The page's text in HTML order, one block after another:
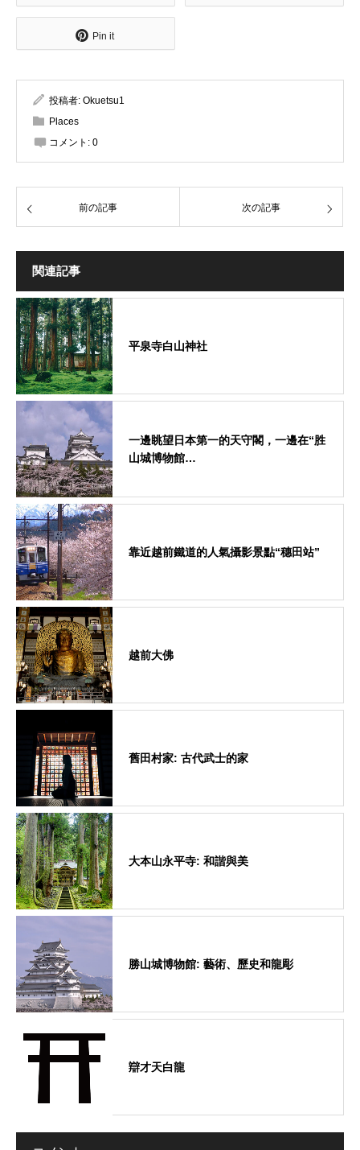
Pin it
投稿者: Okuetsu1
Places
コメント: 0
前の記事 次の記事
関連記事
平泉寺白山神社
一邊眺望日本第一的天守閣，一邊在“胜
山城博物館…
靠近越前鐵道的人氣攝影景點“穗田站”
越前大佛
舊田村家: 古代武士的家
大本山永平寺: 和諧與美
勝山城博物館: 藝術、歷史和龍彫
辯才天白龍